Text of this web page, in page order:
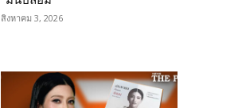
สิงหาคม 3, 2026